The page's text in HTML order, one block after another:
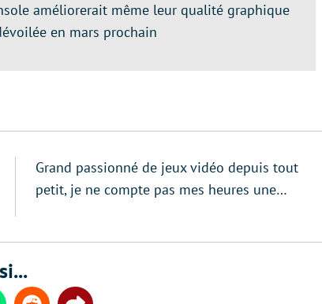
améliorerait même leur qualité graphique
en mars prochain
Grand passionné de jeux vidéo depuis tout
petit, je ne compte pas mes heures une…